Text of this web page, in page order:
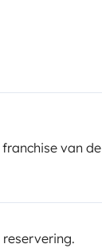
van de